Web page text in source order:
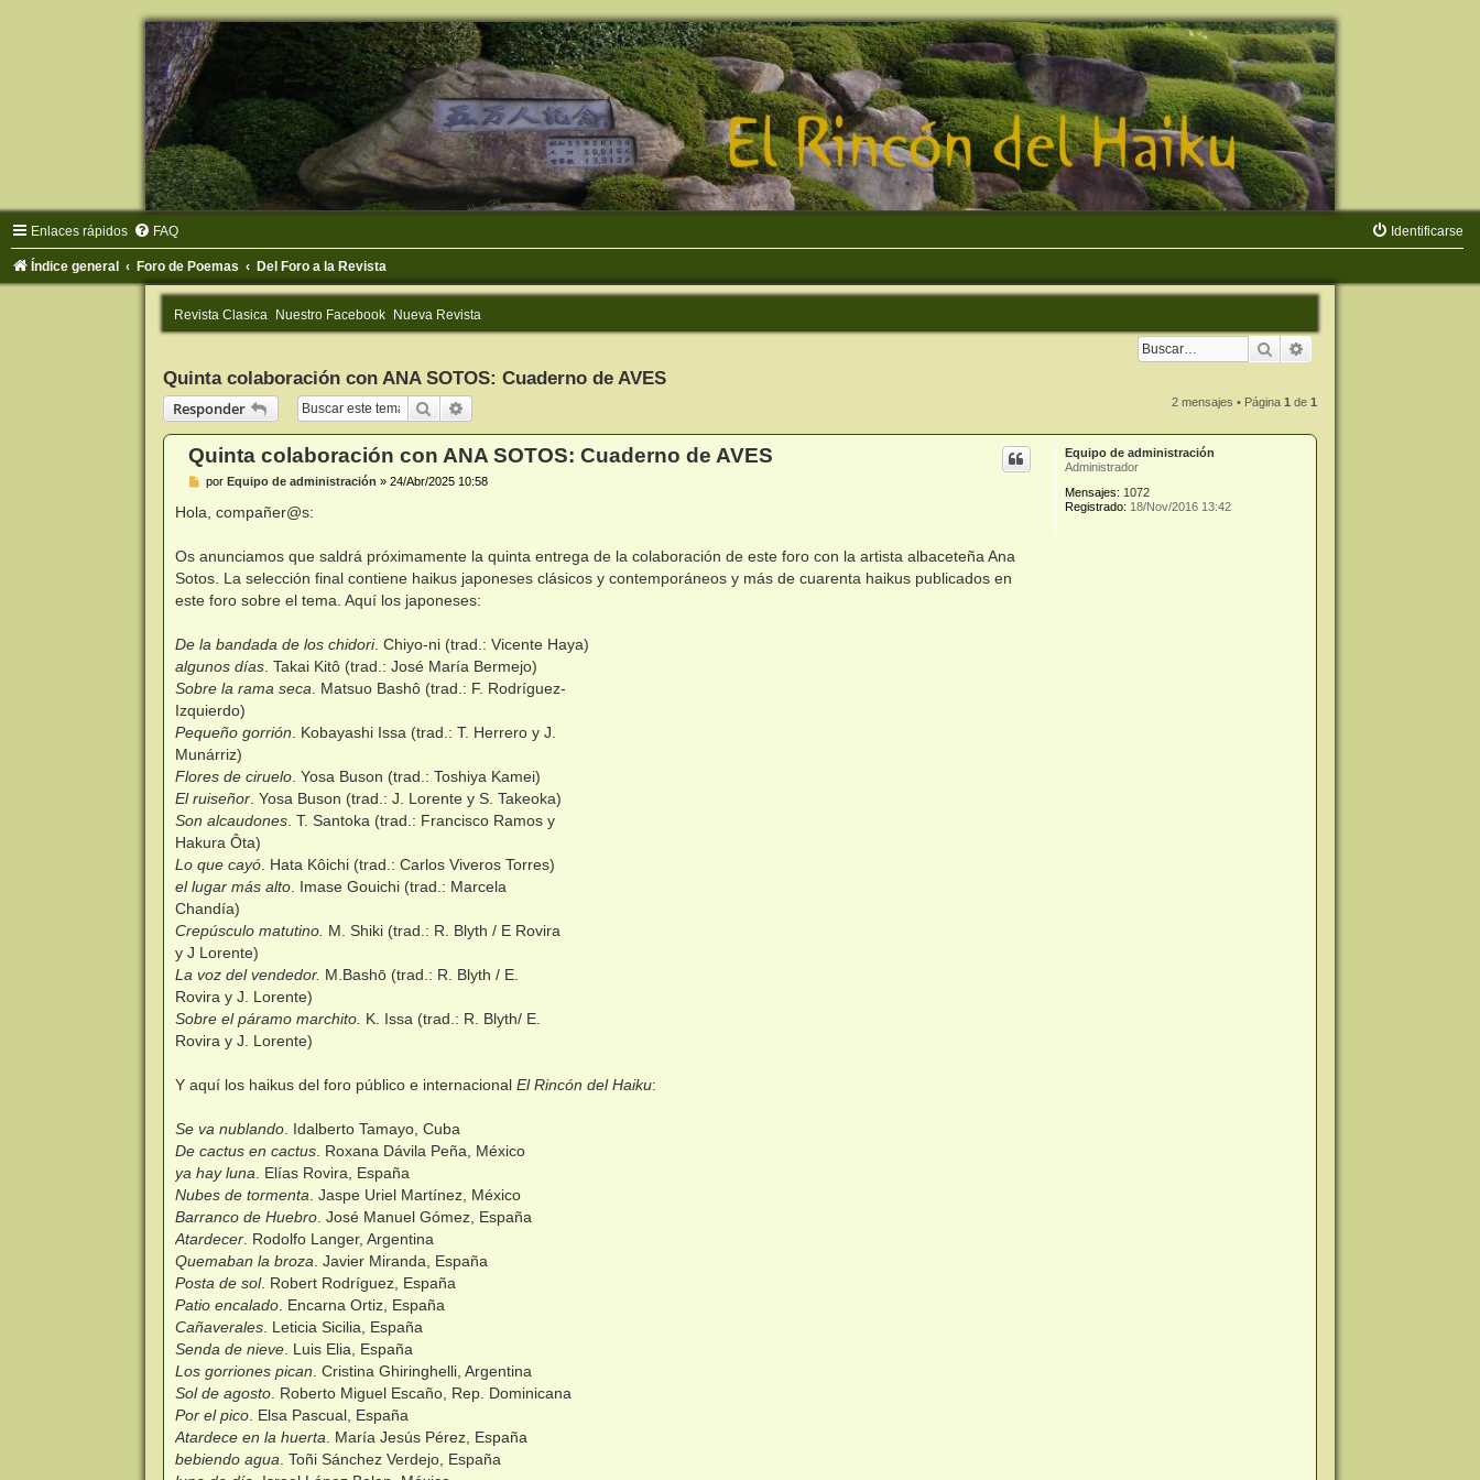
Enlaces rápidos FAQ Identificarse
Índice general Foro de Poemas Del Foro a la Revista
Revista Clasica Nuestro Facebook Nueva Revista
Buscar
Quinta colaboración con ANA SOTOS: Cuaderno de AVES
Responder
Buscar 2 mensajes • Página1 de1
Equipo de administración
Administrador
Mensajes: 1072
Registrado: 18/Nov/2016 13:42
Quinta colaboración con ANA SOTOS: Cuaderno de AVES
M
n
j
e
por Equipo de administración » 24/Abr/2025 10:58
Hola, compañer@s:
Os anunciamos que saldrá próximamente la quinta entrega de la colaboración de este foro con la artista albaceteña Ana
Sotos. La selección final contiene haikus japoneses clásicos y contemporáneos y más de cuarenta haikus publicados en
este foro sobre el tema. Aquí los japoneses:
De la bandada de los chidori. Chiyo-ni (trad.: Vicente Haya)
algunos días. Takai Kitô (trad.: José María Bermejo)
Sobre la rama seca. Matsuo Bashô (trad.: F. Rodríguez-
Izquierdo)
Pequeño gorrión. Kobayashi Issa (trad.: T. Herrero y J.
Munárriz)
Flores de ciruelo. Yosa Buson (trad.: Toshiya Kamei)
El ruiseñor. Yosa Buson (trad.: J. Lorente y S. Takeoka)
Son alcaudones. T. Santoka (trad.: Francisco Ramos y
Hakura Ôta)
Lo que cayó. Hata Kôichi (trad.: Carlos Viveros Torres)
el lugar más alto. Imase Gouichi (trad.: Marcela
Chandía)
Crepúsculo matutino. M. Shiki (trad.: R. Blyth / E Rovira
y J Lorente)
La voz del vendedor. M.Bashō (trad.: R. Blyth / E.
Rovira y J. Lorente)
Sobre el páramo marchito. K. Issa (trad.: R. Blyth/ E.
Rovira y J. Lorente)
Y aquí los haikus del foro público e internacional El Rincón del Haiku:
Se va nublando. Idalberto Tamayo, Cuba
De cactus en cactus. Roxana Dávila Peña, México
ya hay luna. Elías Rovira, España
Nubes de tormenta. Jaspe Uriel Martínez, México
Barranco de Huebro. José Manuel Gómez, España
Atardecer. Rodolfo Langer, Argentina
Quemaban la broza. Javier Miranda, España
Posta de sol. Robert Rodríguez, España
Patio encalado. Encarna Ortiz, España
Cañaverales. Leticia Sicilia, España
Senda de nieve. Luis Elia, España
Los gorriones pican. Cristina Ghiringhelli, Argentina
Sol de agosto. Roberto Miguel Escaño, Rep. Dominicana
Por el pico. Elsa Pascual, España
Atardece en la huerta. María Jesús Pérez, España
bebiendo agua. Toñi Sánchez Verdejo, España